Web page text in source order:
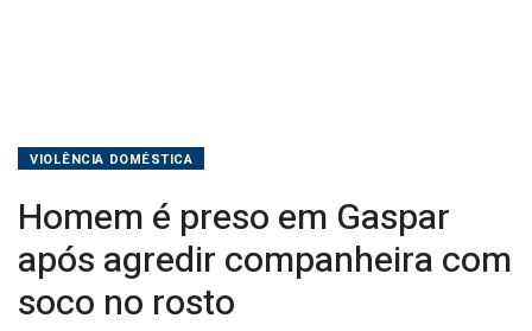
VIOLÊNCIA DOMÉSTICA
Homem é preso em Gaspar
após agredir companheira com
soco no rosto